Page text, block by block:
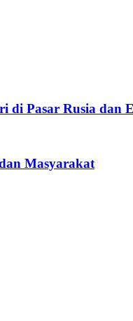
di Pasar Rusia dan
Masyarakat